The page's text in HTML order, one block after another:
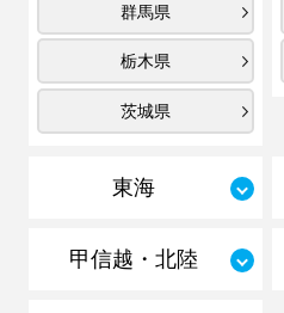
群馬県
栃木県
茨城県
東海
甲信越・北陸